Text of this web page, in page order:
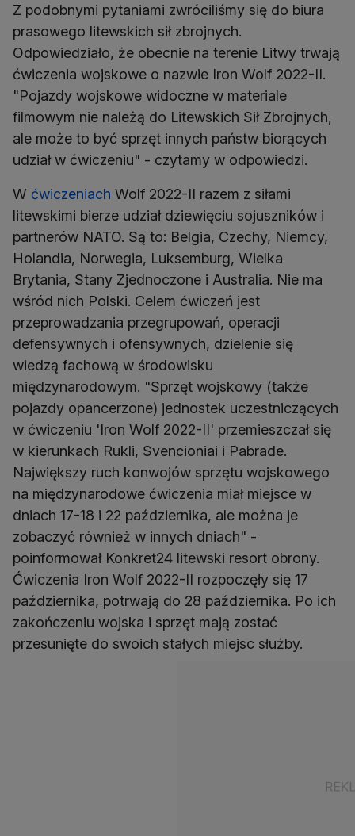
Z podobnymi pytaniami zwróciliśmy się do biura
prasowego litewskich sił zbrojnych.
Odpowiedziało, że obecnie na terenie Litwy trwają
ćwiczenia wojskowe o nazwie Iron Wolf 2022-II.
"Pojazdy wojskowe widoczne w materiale
filmowym nie należą do Litewskich Sił Zbrojnych,
ale może to być sprzęt innych państw biorących
udział w ćwiczeniu" - czytamy w odpowiedzi.
W ćwiczeniach Wolf 2022-II razem z siłami
litewskimi bierze udział dziewięciu sojuszników i
partnerów NATO. Są to: Belgia, Czechy, Niemcy,
Holandia, Norwegia, Luksemburg, Wielka
Brytania, Stany Zjednoczone i Australia. Nie ma
wśród nich Polski. Celem ćwiczeń jest
przeprowadzania przegrupowań, operacji
defensywnych i ofensywnych, dzielenie się
wiedzą fachową w środowisku
międzynarodowym. "Sprzęt wojskowy (także
pojazdy opancerzone) jednostek uczestniczących
w ćwiczeniu 'Iron Wolf 2022-II' przemieszczał się
w kierunkach Rukli, Svencioniai i Pabrade.
Największy ruch konwojów sprzętu wojskowego
na międzynarodowe ćwiczenia miał miejsce w
dniach 17-18 i 22 października, ale można je
zobaczyć również w innych dniach" -
poinformował Konkret24 litewski resort obrony.
Ćwiczenia Iron Wolf 2022-II rozpoczęły się 17
października, potrwają do 28 października. Po ich
zakończeniu wojska i sprzęt mają zostać
przesunięte do swoich stałych miejsc służby.